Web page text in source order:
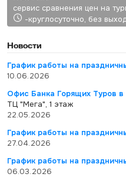
сервис сравнения цен на
-круглосуточно, без
Новости
График работы на
10.06.2026
Офис Банка Горящих Туров в
ТЦ "Мега", 1 этаж
22.05.2026
График работы на
27.04.2026
График работы на
06.03.2026